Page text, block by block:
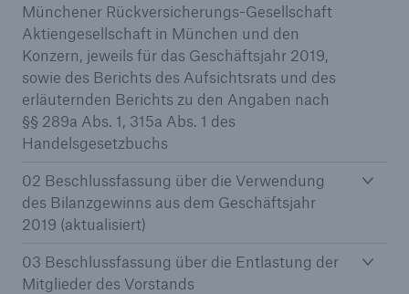
Münchener Rückversicherungs-Gesellschaft
Aktiengesellschaft in München und den
Konzern, jeweils für das Geschäftsjahr 2019,
sowie des Berichts des Aufsichtsrats und des
erläuternden Berichts zu den Angaben nach
§§ 289a Abs. 1, 315a Abs. 1 des
Handelsgesetzbuchs
02 Beschlussfassung über die Verwendung
des Bilanzgewinns aus dem Geschäftsjahr
2019 (aktualisiert)
03 Beschlussfassung über die Entlastung der
Mitglieder des Vorstands